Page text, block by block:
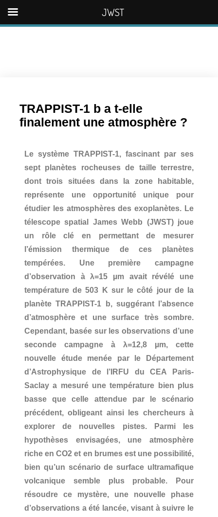
TRAPPIST-1 b a t-elle
finalement une atmosphère ?
Le système TRAPPIST-1, fascinant par ses
sept planètes rocheuses de taille terrestre,
dont trois situées dans la zone habitable,
représente une opportunité unique pour
étudier les atmosphères des exoplanètes. Le
télescope spatial James Webb (JWST) joue
un rôle clé en permettant de mesurer
l’émission thermique de ces planètes
tempérées. Une première campagne
d’observation à λ=15 µm avait révélé une
température de 503 K sur le côté jour de la
planète TRAPPIST-1 b, suggérant l’absence
d’atmosphère et une surface très sombre.
Cependant, basée sur les observations d’une
seconde campagne à λ=12,8 µm, cette
nouvelle étude menée par le Département
d’Astrophysique de l’IRFU du CEA Paris-
Saclay a mesuré une température bien plus
basse que celle attendue par le scénario
précédent, obligeant ainsi les chercheurs à
explorer de nouvelles pistes. Parmi les
hypothèses envisagées, une atmosphère
riche en CO2 et en brumes est une possibilité,
bien qu’un scénario de surface ultramafique
volcanique semble plus probable. Pour
résoudre ce mystère, une nouvelle phase
d’observations a été lancée, visant à suivre le
JWST